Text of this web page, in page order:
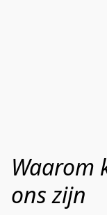
Waarom
ons zijn